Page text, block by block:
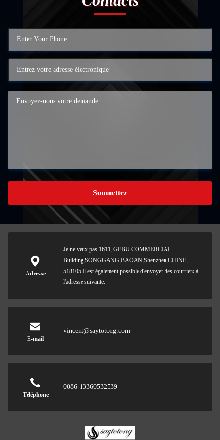
Soumettez
Adresse
Je ne veux pas.1611, GEBU COMMERCIAL
Building,SONGGANG,BAOAN,Shenzhen,CHINE,
518105 Il est également possible d'envoyer des courriers à
l'adresse suivante:
E-mail
vincent@saytotong.com
Téléphone
0086-13360532539